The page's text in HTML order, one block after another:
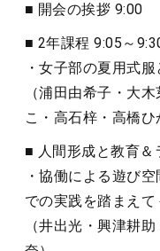
■ 開会の挨拶 9:00
■ 2年課程 9:05～
・女子部の夏用式
（浦田由希子・大
こ・高石梓・高橋ひ
■ 人間形成と教育＆
・協働による遊び
での実践を踏まえて
（井出光・興津耕